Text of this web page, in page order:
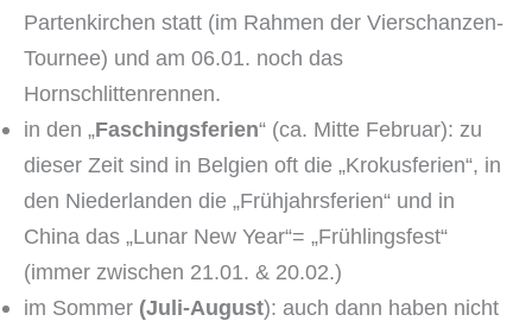
Partenkirchen statt (im Rahmen der Vierschanzen-
Tournee) und am 06.01. noch das
Hornschlittenrennen.
in den „Faschingsferien“ (ca. Mitte Februar): zu
dieser Zeit sind in Belgien oft die „Krokusferien“, in
den Niederlanden die „Frühjahrsferien“ und in
China das „Lunar New Year“= „Frühlingsfest“
(immer zwischen 21.01. & 20.02.)
im Sommer (Juli-August): auch dann haben nicht